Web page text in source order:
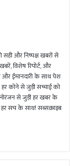
और निष्पक्ष खबरों से
विशेष रिपोर्ट, और
और ईमानदारी के साथ पेश
कोने से जुड़ी सच्चाई को
से जुड़ी हर खबर के
सच के साथ! सब्सक्राइब